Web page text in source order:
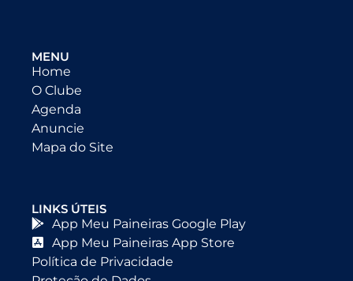
MENU
Home
O Clube
Agenda
Anuncie
Mapa do Site
LINKS ÚTEIS
App Meu Paineiras Google Play
App Meu Paineiras App Store
Política de Privacidade